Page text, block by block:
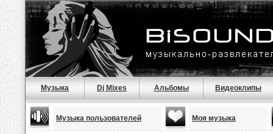
Музыка Dj Mixes Альбомы Видеоклипы
Музыка пользователей Моя музыка